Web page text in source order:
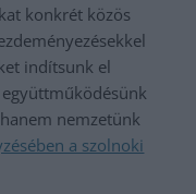
konkrét közös
indítsunk el
nemzetünk
a szolnoki